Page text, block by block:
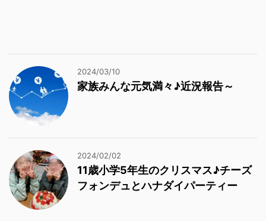
2024/03/10
家族みんな元気満々♪近況報告～
2024/02/02
11歳小学5年生のクリスマス♪チーズ
フォンデュとハナダイパーティー